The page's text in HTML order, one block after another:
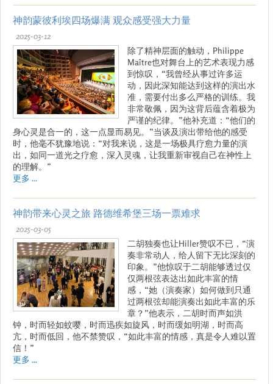
神韵蒙彼利埃四场爆满 观众感受强大力量
2025-03-12
除了精神层面的触动，Philippe
Maître也对舞台上的艺术表现力感
到惊叹，“我曾经从事过许多运
动，因此深知能达到这样的演出水
准，需要付出多么严格的训练。我
非常敬佩，因为这背后蕴含着极为
严谨的纪律。”他补充道：“他们的
身心灵是合一的，这一点显而易见。”当谈及演出带给他的感受
时，他毫不犹豫地说：“对我来说，这是一场极具疗愈力量的演
出，如同一道光之疗愈，深入灵魂，让我重新审视自己在神性上
的理解。”
更多 ...
神韵带来心灵之旅 路德维希堡三场一票难求
2025-03-05
二胡独奏也让Hiller赞叹不已，“演
奏非常动人，给人留下无比深刻的
印象。”他惊叹于二胡能够透过仅
仅两根弦表达出如此丰富的情
感，“她（演奏家）如何做到只通
过两根弦却能演奏出如此丰富的乐
章？”他表示，二胡时而声如洪
钟，时而轻如蚊嘤，时而迅疾如旋风，时而缓如明湖，时而高
亢，时而低回，他不禁赞叹，“如此丰富的情感，真是令人难以置
信！”
更多 ...